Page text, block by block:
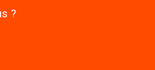
?